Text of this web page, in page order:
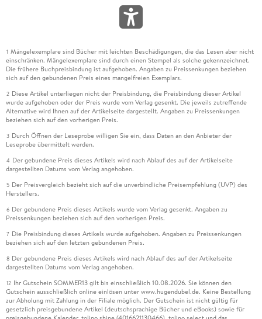
1 Mängelexemplare sind Bücher mit leichten Beschädigungen, die das Lesen aber nicht
einschränken. Mängelexemplare sind durch einen Stempel als solche gekennzeichnet.
Die frühere Buchpreisbindung ist aufgehoben. Angaben zu Preissenkungen beziehen
sich auf den gebundenen Preis eines mangelfreien Exemplars.
2 Diese Artikel unterliegen nicht der Preisbindung, die Preisbindung dieser Artikel
wurde aufgehoben oder der Preis wurde vom Verlag gesenkt. Die jeweils zutreffende
Alternative wird Ihnen auf der Artikelseite dargestellt. Angaben zu Preissenkungen
beziehen sich auf den vorherigen Preis.
3 Durch Öffnen der Leseprobe willigen Sie ein, dass Daten an den Anbieter der
Leseprobe übermittelt werden.
4 Der gebundene Preis dieses Artikels wird nach Ablauf des auf der Artikelseite
dargestellten Datums vom Verlag angehoben.
5 Der Preisvergleich bezieht sich auf die unverbindliche Preisempfehlung (UVP) des
Herstellers.
6 Der gebundene Preis dieses Artikels wurde vom Verlag gesenkt. Angaben zu
Preissenkungen beziehen sich auf den vorherigen Preis.
7 Die Preisbindung dieses Artikels wurde aufgehoben. Angaben zu Preissenkungen
beziehen sich auf den letzten gebundenen Preis.
8 Der gebundene Preis dieses Artikels wird nach Ablauf des auf der Artikelseite
dargestellten Datums vom Verlag angehoben.
12 Ihr Gutschein SOMMER13 gilt bis einschließlich 10.08.2026. Sie können den
Gutschein ausschließlich online einlösen unter www.hugendubel.de. Keine Bestellung
zur Abholung mit Zahlung in der Filiale möglich. Der Gutschein ist nicht gültig für
gesetzlich preisgebundene Artikel (deutschsprachige Bücher und eBooks) sowie für